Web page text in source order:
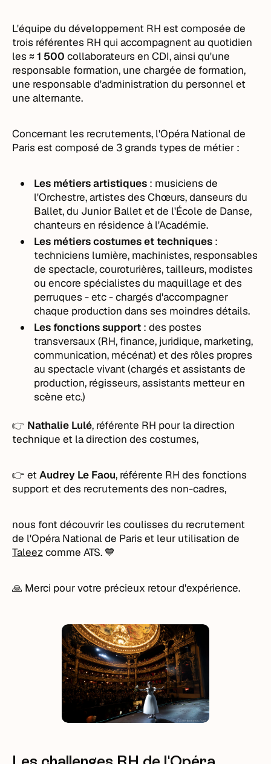
L'équipe du développement RH est composée de
trois référentes RH qui accompagnent au quotidien
les≈ 1 500 collaborateurs en CDI, ainsi qu'une
responsable formation, une chargée de formation,
une responsable d'administration du personnel et
une alternante.
Concernant les recrutements, l'Opéra National de
Paris est composé de 3 grands types de métier :
Les métiers artistiques : musiciens de
l'Orchestre, artistes des Chœurs, danseurs du
Ballet, du Junior Ballet et de l'École de Danse,
chanteurs en résidence à l'Académie.
Les métiers costumes et techniques :
techniciens lumière, machinistes, responsables
de spectacle, couroturières, tailleurs, modistes
ou encore spécialistes du maquillage et des
perruques - etc - chargés d'accompagner
chaque production dans ses moindres détails.
Les fonctions support : des postes
transversaux (RH, finance, juridique, marketing,
communication, mécénat) et des rôles propres
au spectacle vivant (chargés et assistants de
production, régisseurs, assistants metteur en
scène etc.)
👉 Nathalie Lulé, référente RH pour la direction
technique et la direction des costumes,
👉 etAudrey Le Faou, référente RH des fonctions
support et des recrutements des non-cadres,
nous font découvrir les coulisses du recrutement
de l'Opéra National de Paris et leur utilisation de
Taleezcomme ATS. 💙
🙏 Merci pour votre précieux retour d'expérience.